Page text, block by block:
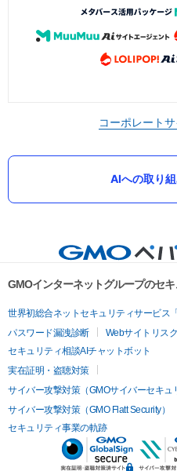
コーポレートサ
AIへの取り
GMOインターネットグループのセ
世界初総合ネットセキュリティサービス
パスワード漏洩診断
Webサイトリス
セキュリティ相談AIチャットボット
実在証明・盗聴対策
サイバー攻撃対策（GMOサイバーセキュ
サイバー攻撃対策（GMO Flatt Security）
セキュリティ事業の軌跡